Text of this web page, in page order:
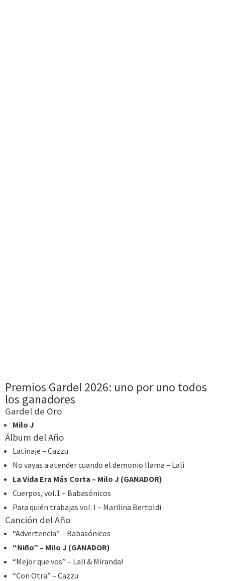
Premios Gardel 2026: uno por uno todos
los ganadores
Gardel de Oro
Milo J
Álbum del Año
Latinaje – Cazzu
No vayas a atender cuando el demonio llama – Lali
La Vida Era Más Corta – Milo J (GANADOR)
Cuerpos, vol.1 – Babasónicos
Para quién trabajas vol. I – Marilina Bertoldi
Canción del Año
“Advertencia” – Babasónicos
“Niño” – Milo J (GANADOR)
“Mejor que vos” – Lali & Miranda!
“Con Otra” – Cazzu